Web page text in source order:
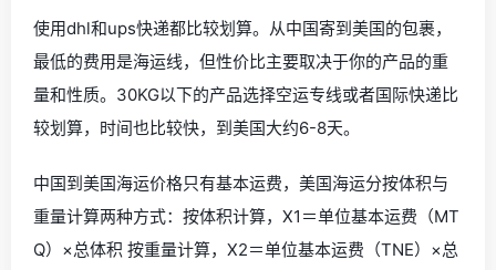
使用dhl和ups快递都比较划算。从中国寄到美国的包裹，
最低的费用是海运线，但性价比主要取决于你的产品的重
量和性质。30KG以下的产品选择空运专线或者国际快递比
较划算，时间也比较快，到美国大约6-8天。
中国到美国海运价格只有基本运费，美国海运分按体积与
重量计算两种方式：按体积计算，X1＝单位基本运费（MT
Q）×总体积 按重量计算，X2＝单位基本运费（TNE）×总